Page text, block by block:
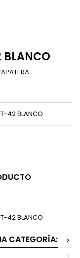
BLANCO
T-42 BLANCO
T-42 BLANCO
CATEGORÍA:
>